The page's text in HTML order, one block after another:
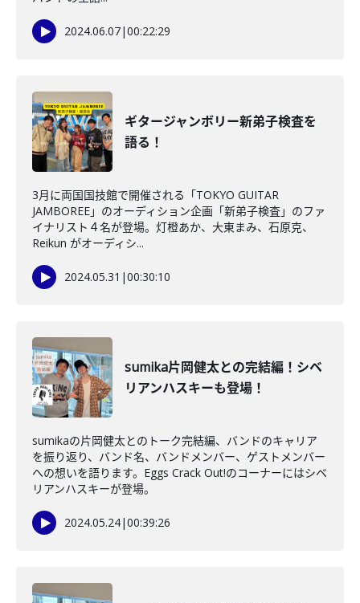
2024.06.07|00:22:29
ギタージャンボリー新弟子検査を
語る！
3月に両国国技館で開催される「TOKYO GUITAR
JAMBOREE」のオーディション企画「新弟子検査」のファ
イナリスト４名が登場。灯橙あか、大東まみ、石原克、
Reikun がオーディシ...
2024.05.31 |00:30:10
sumika片岡健太との完結編！シベ
リアンハスキーも登場！
sumikaの片岡健太とのトーク完結編、バンドのキャリア
を振り返り、バンド名、バンドメンバー、ゲストメンバー
への想いを語ります。Eggs Crack Out!のコーナーにはシベ
リアンハスキーが登場。
2024.05.24|00:39:26